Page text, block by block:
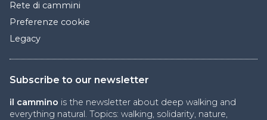
Rete di cammini
Preferenze cookie
Legacy
Subscribe to our newsletter
il cammino is the newsletter about deep walking and
everything natural. Topics: walking, solidarity, nature,